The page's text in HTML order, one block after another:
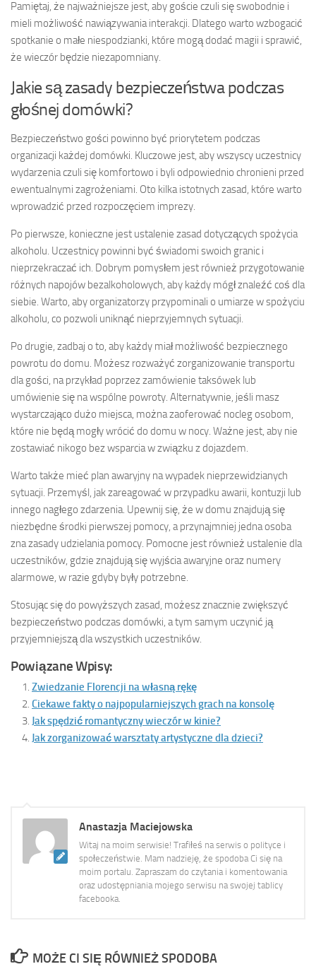
Pamiętaj, że najważniejsze jest, aby goście czuli się swobodnie i
mieli możliwość nawiązywania interakcji. Dlatego warto wzbogacić
spotkanie o małe niespodzianki, które mogą dodać magii i sprawić,
że wieczór będzie niezapomniany.
Jakie są zasady bezpieczeństwa podczas
głośnej domówki?
Bezpieczeństwo gości powinno być priorytetem podczas
organizacji każdej domówki. Kluczowe jest, aby wszyscy uczestnicy
wydarzenia czuli się komfortowo i byli odpowiednio chronieni przed
ewentualnymi zagrożeniami. Oto kilka istotnych zasad, które warto
wprowadzić przed rozpoczęciem imprezy.
Po pierwsze, konieczne jest ustalenie zasad dotyczących spożycia
alkoholu. Uczestnicy powinni być świadomi swoich granic i
nieprzekraczać ich. Dobrym pomysłem jest również przygotowanie
różnych napojów bezalkoholowych, aby każdy mógł znaleźć coś dla
siebie. Warto, aby organizatorzy przypominali o umiarze w spożyciu
alkoholu, co pozwoli uniknąć nieprzyjemnych sytuacji.
Po drugie, zadbaj o to, aby każdy miał możliwość bezpiecznego
powrotu do domu. Możesz rozważyć zorganizowanie transportu
dla gości, na przykład poprzez zamówienie taksówek lub
umówienie się na wspólne powroty. Alternatywnie, jeśli masz
wystarczająco dużo miejsca, można zaoferować nocleg osobom,
które nie będą mogły wrócić do domu w nocy. Ważne jest, aby nie
zostawiać nikogo bez wsparcia w związku z dojazdem.
Warto także mieć plan awaryjny na wypadek nieprzewidzianych
sytuacji. Przemyśl, jak zareagować w przypadku awarii, kontuzji lub
innego nagłego zdarzenia. Upewnij się, że w domu znajdują się
niezbędne środki pierwszej pomocy, a przynajmniej jedna osoba
zna zasady udzielania pomocy. Pomocne jest również ustalenie dla
uczestników, gdzie znajdują się wyjścia awaryjne oraz numery
alarmowe, w razie gdyby były potrzebne.
Stosując się do powyższych zasad, możesz znacznie zwiększyć
bezpieczeństwo podczas domówki, a tym samym uczynić ją
przyjemniejszą dla wszystkich uczestników.
Powiązane Wpisy:
Zwiedzanie Florencji na własną rękę
Ciekawe fakty o najpopularniejszych grach na konsolę
Jak spędzić romantyczny wieczór w kinie?
Jak zorganizować warsztaty artystyczne dla dzieci?
Anastazja Maciejowska
Witaj na moim serwisie! Trafiłeś na serwis o polityce i
społeczeństwie. Mam nadzieję, że spodoba Ci się na
moim portalu. Zapraszam do czytania i komentowania
oraz udostępniania mojego serwisu na swojej tablicy
facebooka.
MOŻE CI SIĘ RÓWNIEŻ SPODOBA